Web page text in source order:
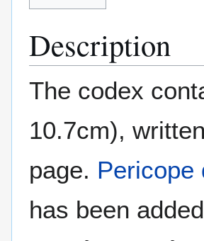
Description
The codex
10.7cm),
page. Pericope
has been